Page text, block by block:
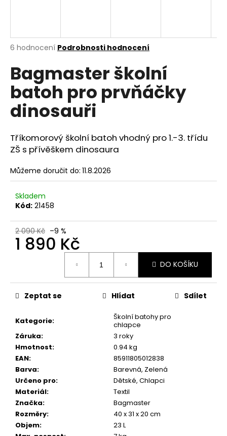
Průměrné
produktu
je
4,7
5
hvězdiček.
6 hodnocení Podrobnosti hodnocení
Bagmaster školní
batoh pro prvňáčky
dinosauři
Tříkomorový školní batoh vhodný pro 1.-3. třídu
ZŠ s přívěškem dinosaura
Můžeme doručit do: 11.8.2026
Skladem
Kód: 21458
2 090 Kč –9 %
1 890 Kč
DO KOŠÍKU
Kategorie:
Školní batohy pro
chlapce
Záruka:
3 roky
Hmotnost:
0.94 kg
EAN:
85911805012838
Barva:
Barevná, Zelená
Určeno pro:
Dětské, Chlapci
Materiál:
Textil
Značka:
Bagmaster
Rozměry:
40 x 31 x 20 cm
Objem:
23 L
Zeptat se Hlídat Sdílet
í
t
?
HLEDAT
o
p
o
u
č
u
e